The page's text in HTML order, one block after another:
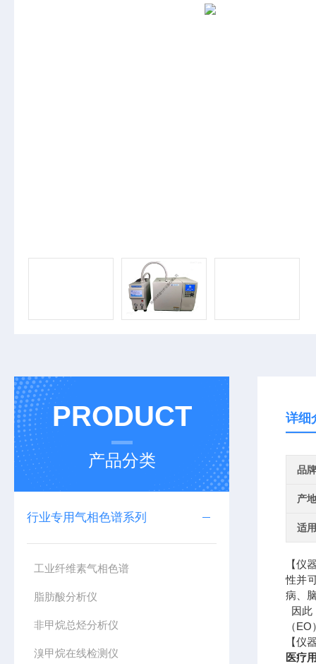
PRODUCT
产品分类
行业专用气相色谱系列
工业纤维素气相色谱
脂肪酸分析仪
非甲烷总烃分析仪
溴甲烷在线检测仪
详细
品牌
产
适
【仪
性并
病、
因此
（
【仪
医疗